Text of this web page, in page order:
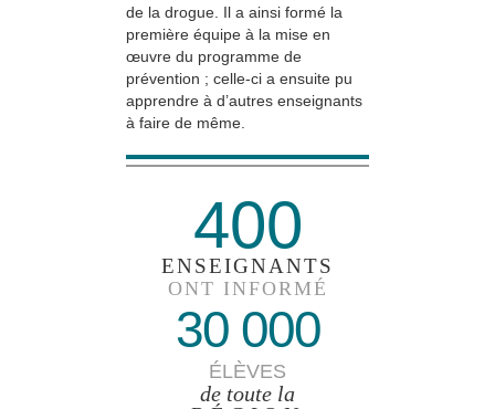
de la drogue. Il a ainsi formé la
première équipe à la mise en
œuvre du programme de
prévention ; celle-ci a ensuite pu
apprendre à d’autres enseignants
à faire de même.
400
ENSEIGNANTS
ONT INFORMÉ
30 000
ÉLÈVES
de toute la